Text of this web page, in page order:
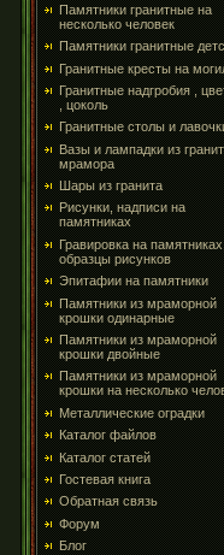
Памятники гранитные на
несколько человек
Памятники гранитные
Гранитные кресты на
Гранитные надгробия ,
, цоколь
Гранитные столы и
Вазы и лампадки из
мрамора
Шары из гранита
Рисунки, надписи на
памятниках
Гравировка на
образцы рисунков
Эпитафии на памятники
Памятники из мраморной
крошки одинарные
Памятники из мраморной
крошки двойные
Памятники из мраморной
крошки на несколько
Металлические оградки
Каталог файлов
Каталог статей
Гостевая книга
Обратная связь
Форум
Блог